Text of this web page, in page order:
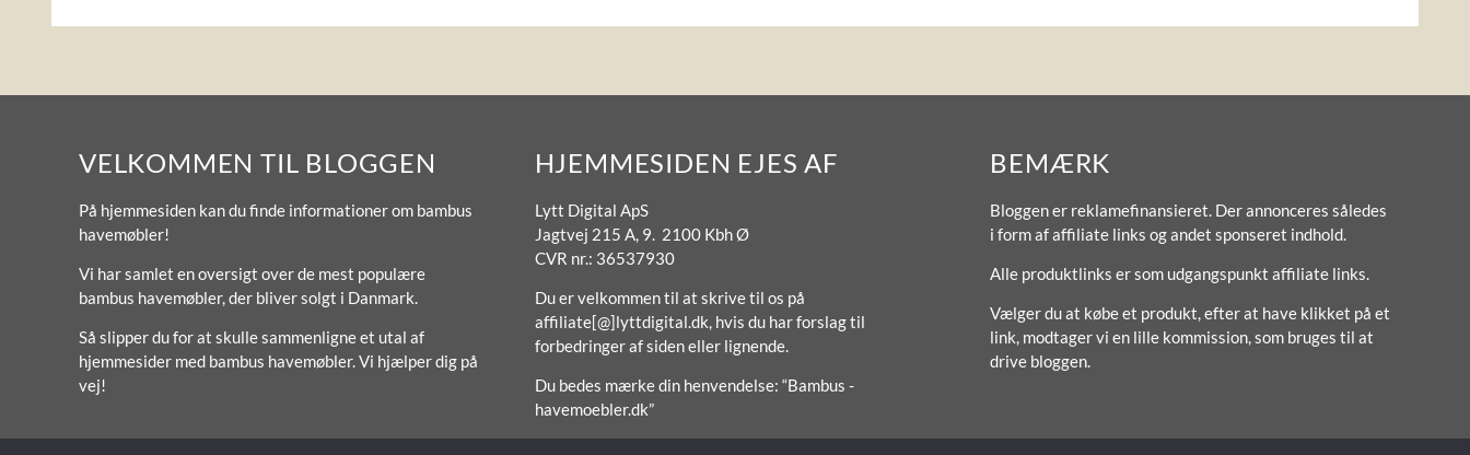
VELKOMMEN TIL BLOGGEN
På hjemmesiden kan du finde informationer om bambus
havemøbler!
Vi har samlet en oversigt over de mest populære
bambus havemøbler, der bliver solgt i Danmark.
Så slipper du for at skulle sammenligne et utal af
hjemmesider med bambus havemøbler. Vi hjælper dig på
vej!
HJEMMESIDEN EJES AF
Lytt Digital ApS
Jagtvej 215 A, 9. 2100 Kbh Ø
CVR nr.: 36537930
Du er velkommen til at skrive til os på
affiliate[@]lyttdigital.dk, hvis du har forslag til
forbedringer af siden eller lignende.
Du bedes mærke din henvendelse: “Bambus -
havemoebler.dk”
BEMÆRK
Bloggen er reklamefinansieret. Der annonceres således
i form af affiliate links og andet sponseret indhold.
Alle produktlinks er som udgangspunkt affiliate links.
Vælger du at købe et produkt, efter at have klikket på et
link, modtager vi en lille kommission, som bruges til at
drive bloggen.